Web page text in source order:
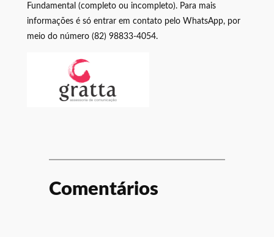
Fundamental (completo ou incompleto). Para mais
informações é só entrar em contato pelo WhatsApp, por
meio do número (82) 98833-4054.
Comentários